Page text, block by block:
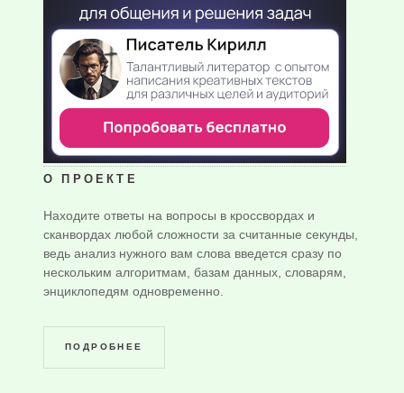
О ПРОЕКТЕ
Находите ответы на вопросы в кроссвордах и
сканвордах любой сложности за считанные секунды,
ведь анализ нужного вам слова введется сразу по
нескольким алгоритмам, базам данных, словарям,
энциклопедям одновременно.
ПОДРОБНЕЕ